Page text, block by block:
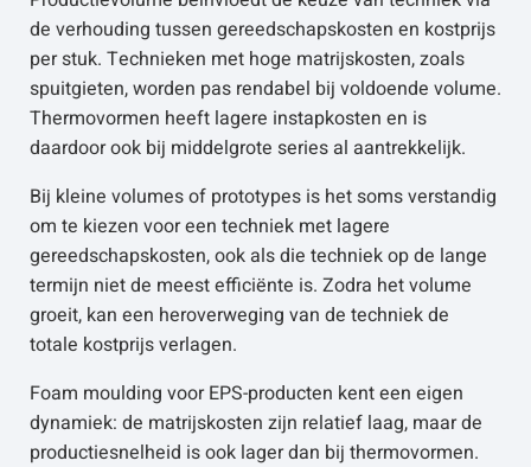
de verhouding tussen gereedschapskosten en kostprijs
per stuk. Technieken met hoge matrijskosten, zoals
spuitgieten, worden pas rendabel bij voldoende volume.
Thermovormen heeft lagere instapkosten en is
daardoor ook bij middelgrote series al aantrekkelijk.
Bij kleine volumes of prototypes is het soms verstandig
om te kiezen voor een techniek met lagere
gereedschapskosten, ook als die techniek op de lange
termijn niet de meest efficiënte is. Zodra het volume
groeit, kan een heroverweging van de techniek de
totale kostprijs verlagen.
Foam moulding voor EPS-producten kent een eigen
dynamiek: de matrijskosten zijn relatief laag, maar de
productiesnelheid is ook lager dan bij thermovormen.